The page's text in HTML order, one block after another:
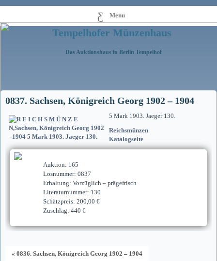
Menu
Tempelhofer Münzenhaus
Das Auktionshaus in Berlin Tempelhof
0837. Sachsen, Königreich Georg 1902 – 1904
5 Mark 1903. Jaeger 130.
Reichsmünzen
Katalogseite
Auktion: 165
Losnummer: 0837
Erhaltung: Vorzüglich – prägefrisch
Literaturnummer: 130
Schätzpreis: 200,00 €
Zuschlag: 440 €
« 0836. Sachsen, Königreich Georg 1902 – 1904